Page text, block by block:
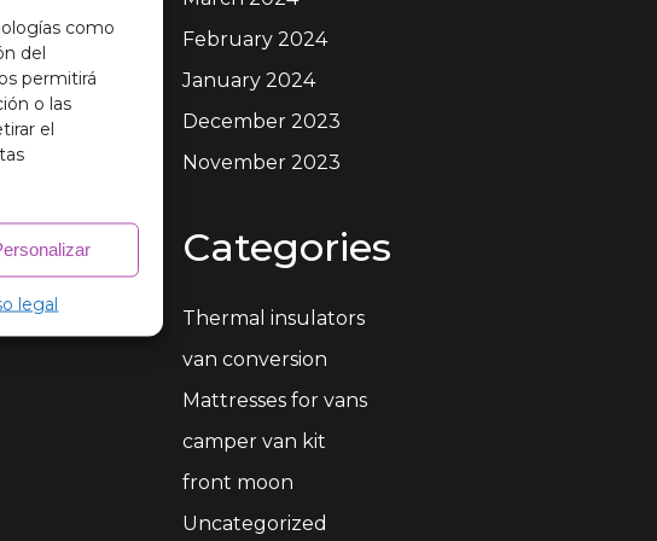
como
del
permitirá
o las
el
legal
February 2024
January 2024
December 2023
November 2023
Categories
Thermal insulators
van conversion
Mattresses for vans
camper van kit
front moon
Uncategorized